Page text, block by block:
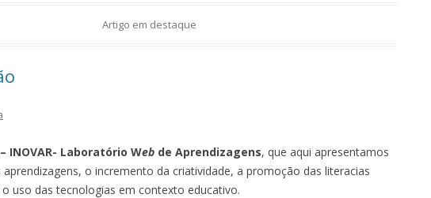
Artigo em destaque
INOVAR- Laboratório Web de Aprendizagens, que aqui apresentamos
o incremento da criatividade, a promoção das literacias
uso das tecnologias em contexto educativo.